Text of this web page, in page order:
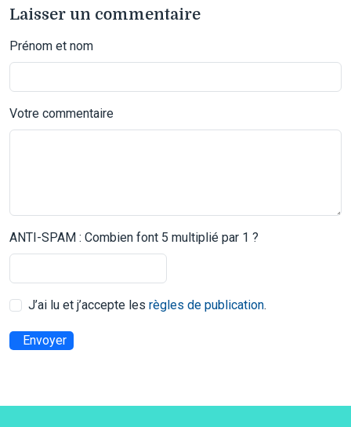
Laisser un commentaire
Prénom et nom
Votre commentaire
ANTI-SPAM : Combien font 5 multiplié par 1 ?
J’ai lu et j’accepte les règles de publication.
Envoyer